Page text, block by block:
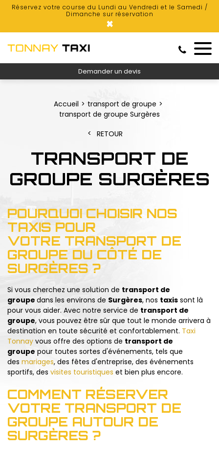
Réservez votre course du Lundi au Vendredi et le Samedi /
Dimanche sur réservation
×
Demander un devis
Accueil
transport de groupe
transport de groupe Surgères
RETOUR
TRANSPORT DE
GROUPE SURGÈRES
POURQUOI CHOISIR NOS
TAXIS POUR
VOTRE TRANSPORT DE
GROUPE DU CÔTÉ DE
SURGÈRES ?
Si vous cherchez une solution de transport de
groupe dans les environs de Surgères, nos taxis sont là
pour vous aider. Avec notre service de transport de
groupe, vous pouvez être sûr que tout le monde arrivera à
destination en toute sécurité et confortablement. Taxi
Tonnay vous offre des options de transport de
groupe pour toutes sortes d'événements, tels que
des mariages, des fêtes d'entreprise, des événements
sportifs, des visites touristiques et bien plus encore.
COMMENT RÉSERVER
VOTRE TRANSPORT DE
GROUPE AUTOUR DE
SURGÈRES ?